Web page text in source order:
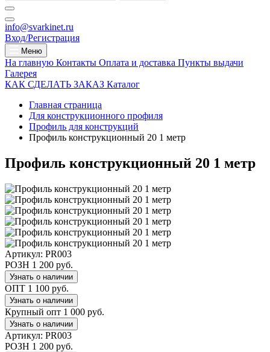
info@svarkinet.ru
Вход/Регистрация
Меню
На главную Контакты Оплата и доставка Пункты выдачи
Галерея
КАК СДЕЛАТЬ ЗАКАЗ Каталог
Главная страница
Для конструкционного профиля
Профиль для конструкций
Профиль конструкционный 20 1 метр
Профиль конструкционный 20 1 метр
Артикул: PR003
РОЗН 1 200 руб.
Узнать о наличии
ОПТ 1 100 руб.
Узнать о наличии
Крупный опт 1 000 руб.
Узнать о наличии
Артикул: PR003
РОЗН 1 200 руб.